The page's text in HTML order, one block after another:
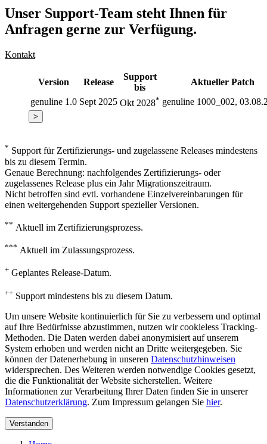
Unser Support-Team steht Ihnen für
Anfragen gerne zur Verfügung.
Kontakt
Version Release
Support
bis
Aktueller Patch
genuline 1.0 Sept 2025 Okt 2028* genuline 1000_002,
>
* Support für Zertifizierungs- und zugelassene Releases mindestens
bis zu diesem Termin.
Genaue Berechnung: nachfolgendes Zertifizierungs- oder
zugelassenes Release plus ein Jahr Migrationszeitraum.
Nicht betroffen sind evtl. vorhandene Einzelvereinbarungen für
einen weitergehenden Support spezieller Versionen.
** Aktuell im Zertifizierungsprozess.
*** Aktuell im Zulassungsprozess.
+ Geplantes Release-Datum.
++ Support mindestens bis zu diesem Datum.
Um unsere Website kontinuierlich für Sie zu verbessern und optimal
auf Ihre Bedürfnisse abzustimmen, nutzen wir cookieless Tracking-
Methoden. Die Daten werden dabei anonymisiert auf unserem
System erhoben und werden nicht an Dritte weitergegeben. Sie
können der Datenerhebung in unseren Datenschutzhinweisen
widersprechen. Des Weiteren werden notwendige Cookies gesetzt,
die die Funktionalität der Website sicherstellen. Weitere
Informationen zur Verarbeitung Ihrer Daten finden Sie in unserer
Datenschutzerklärung. Zum Impressum gelangen Sie hier.
Verstanden